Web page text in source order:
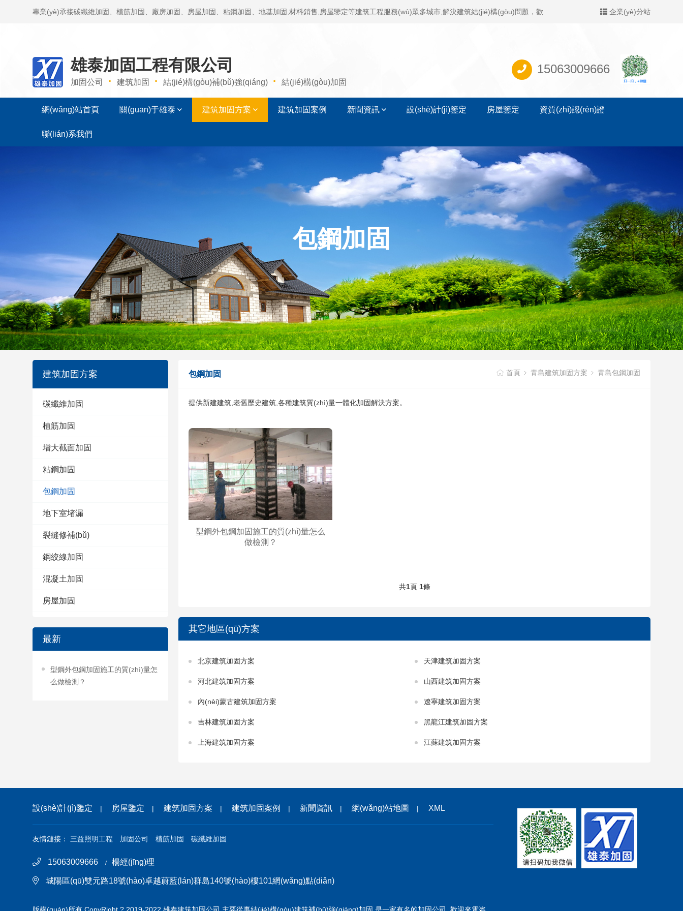
專業(yè)承接碳纖維加固、植筋加固、廠房加固、房屋加固、粘鋼加固、地基加固,材料銷售,房屋鑒定等建筑工程服務(wù)眾多城市,解決建筑結(jié)構(gòu)問題，歡 企業(yè)分站
雄泰加固工程有限公司
加固公司 · 建筑加固 · 結(jié)構(gòu)補(bǔ)強(qiáng) · 結(jié)構(gòu)加固
15063009666
網(wǎng)站首頁 關(guān)于雄泰 建筑加固方案 建筑加固案例 新聞資訊 設(shè)計(jì)鑒定 房屋鑒定 資質(zhì)認(rèn)證
聯(lián)系我們
包鋼加固
建筑加固方案
碳纖維加固
植筋加固
增大截面加固
粘鋼加固
包鋼加固
地下室堵漏
裂縫修補(bǔ)
鋼絞線加固
混凝土加固
房屋加固
最新
型鋼外包鋼加固施工的質(zhì)量怎
么做檢測？
包鋼加固 首頁 青島建筑加固方案 青島包鋼加固
提供新建建筑,老舊歷史建筑,各種建筑質(zhì)量一體化加固解決方案。
型鋼外包鋼加固施工的質(zhì)量怎么
做檢測？
共1頁 1條
其它地區(qū)方案
北京建筑加固方案 天津建筑加固方案
河北建筑加固方案 山西建筑加固方案
內(nèi)蒙古建筑加固方案 遼寧建筑加固方案
吉林建筑加固方案 黑龍江建筑加固方案
上海建筑加固方案 江蘇建筑加固方案
設(shè)計(jì)鑒定 | 房屋鑒定 | 建筑加固方案 | 建筑加固案例 | 新聞資訊 | 網(wǎng)站地圖 | XML
友情鏈接： 三益照明工程 加固公司 植筋加固 碳纖維加固
15063009666 / 楊經(jīng)理
城陽區(qū)雙元路18號(hào)卓越蔚藍(lán)群島140號(hào)樓101網(wǎng)點(diǎn)